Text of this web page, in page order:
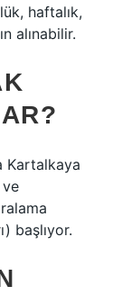
haftalık,
alınabilir.
Kartalkaya
başlıyor.